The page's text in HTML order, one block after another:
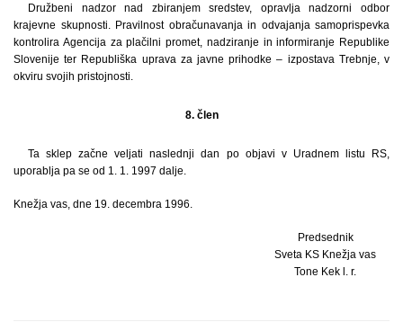
Družbeni nadzor nad zbiranjem sredstev, opravlja nadzorni odbor
krajevne skupnosti. Pravilnost obračunavanja in odvajanja samoprispevka
kontrolira Agencija za plačilni promet, nadziranje in informiranje Republike
Slovenije ter Republiška uprava za javne prihodke – izpostava Trebnje, v
okviru svojih pristojnosti.
8. člen
Ta sklep začne veljati naslednji dan po objavi v Uradnem listu RS,
uporablja pa se od 1. 1. 1997 dalje.
Knežja vas, dne 19. decembra 1996.
Predsednik
Sveta KS Knežja vas
Tone Kek l. r.